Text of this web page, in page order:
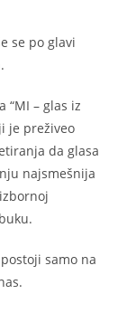
se po glavi
“MI – glas iz
je preživeo
da glasa
najsmešnija
samo na